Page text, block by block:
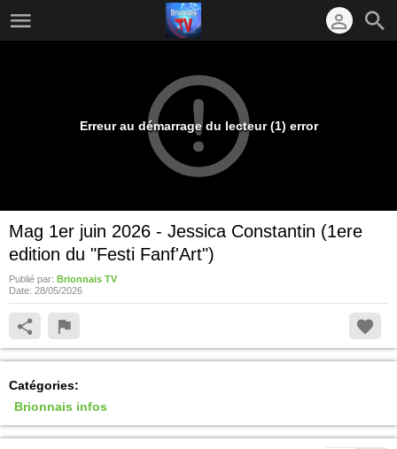
Erreur au démarrage du lecteur (1) error
Mag 1er juin 2026 - Jessica Constantin (1ere
edition du "Festi Fanf'Art")
Publié par: Brionnais TV
Date: 28/05/2026
Catégories:
Brionnais infos